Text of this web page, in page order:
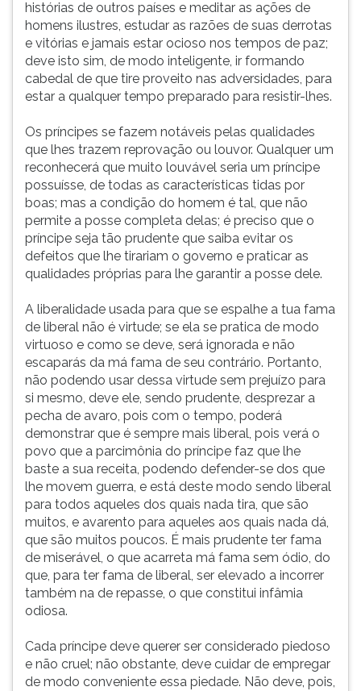
histórias de outros países e meditar as ações de
homens ilustres, estudar as razões de suas derrotas
e vitórias e jamais estar ocioso nos tempos de paz;
deve isto sim, de modo inteligente, ir formando
cabedal de que tire proveito nas adversidades, para
estar a qualquer tempo preparado para resistir-lhes.
Os príncipes se fazem notáveis pelas qualidades
que lhes trazem reprovação ou louvor. Qualquer um
reconhecerá que muito louvável seria um príncipe
possuísse, de todas as características tidas por
boas; mas a condição do homem é tal, que não
permite a posse completa delas; é preciso que o
príncipe seja tão prudente que saiba evitar os
defeitos que lhe tirariam o governo e praticar as
qualidades próprias para lhe garantir a posse dele.
A liberalidade usada para que se espalhe a tua fama
de liberal não é virtude; se ela se pratica de modo
virtuoso e como se deve, será ignorada e não
escaparás da má fama de seu contrário. Portanto,
não podendo usar dessa virtude sem prejuízo para
si mesmo, deve ele, sendo prudente, desprezar a
pecha de avaro, pois com o tempo, poderá
demonstrar que é sempre mais liberal, pois verá o
povo que a parcimônia do príncipe faz que lhe
baste a sua receita, podendo defender-se dos que
lhe movem guerra, e está deste modo sendo liberal
para todos aqueles dos quais nada tira, que são
muitos, e avarento para aqueles aos quais nada dá,
que são muitos poucos. É mais prudente ter fama
de miserável, o que acarreta má fama sem ódio, do
que, para ter fama de liberal, ser elevado a incorrer
também na de repasse, o que constitui infâmia
odiosa.
Cada príncipe deve querer ser considerado piedoso
e não cruel; não obstante, deve cuidar de empregar
de modo conveniente essa piedade. Não deve, pois,